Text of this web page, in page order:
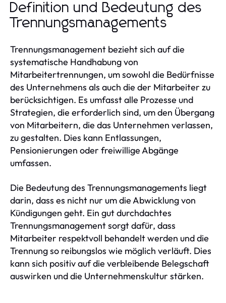
Definition und Bedeutung des
Trennungsmanagements
Trennungsmanagement bezieht sich auf die
systematische Handhabung von
Mitarbeitertrennungen, um sowohl die Bedürfnisse
des Unternehmens als auch die der Mitarbeiter zu
berücksichtigen. Es umfasst alle Prozesse und
Strategien, die erforderlich sind, um den Übergang
von Mitarbeitern, die das Unternehmen verlassen,
zu gestalten. Dies kann Entlassungen,
Pensionierungen oder freiwillige Abgänge
umfassen.
Die Bedeutung des Trennungsmanagements liegt
darin, dass es nicht nur um die Abwicklung von
Kündigungen geht. Ein gut durchdachtes
Trennungsmanagement sorgt dafür, dass
Mitarbeiter respektvoll behandelt werden und die
Trennung so reibungslos wie möglich verläuft. Dies
kann sich positiv auf die verbleibende Belegschaft
auswirken und die Unternehmenskultur stärken.